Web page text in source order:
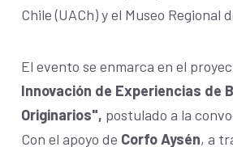
Chile (UACh) y el Museo Regional
El evento se enmarca en el
Innovación de Experiencias de
Originarios", postulado a la
Con el apoyo de Corfo Aysén, a